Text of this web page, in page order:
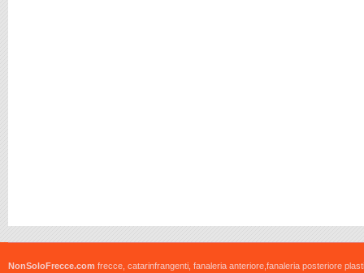
NonSoloFrecce.com frecce, catarinfrangenti, fanaleria anteriore,fanaleria posteriore